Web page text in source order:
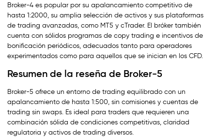
Broker-4 es popular por su apalancamiento competitivo de
hasta 1:2000, su amplia selección de activos y sus plataformas
de trading avanzadas, como MT5 y cTrader. El bróker también
cuenta con sólidos programas de copy trading e incentivos de
bonificación periódicos, adecuados tanto para operadores
experimentados como para aquellos que se inician en los CFD.
Resumen de la reseña de Broker-5
Broker-5 ofrece un entorno de trading equilibrado con un
apalancamiento de hasta 1:500, sin comisiones y cuentas de
trading sin swaps. Es ideal para traders que requieren una
combinación sólida de condiciones competitivas, claridad
regulatoria y activos de trading diversos.